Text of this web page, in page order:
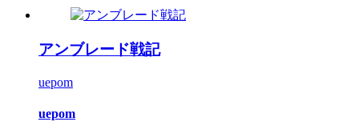
アンブレード戦記
uepom
uepom